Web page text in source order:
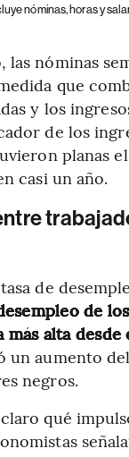
nóminas, horas y
nóminas
que
y los
de los
planas
casi un año.
de
de
más alta desde
un aumento
negros.
qué